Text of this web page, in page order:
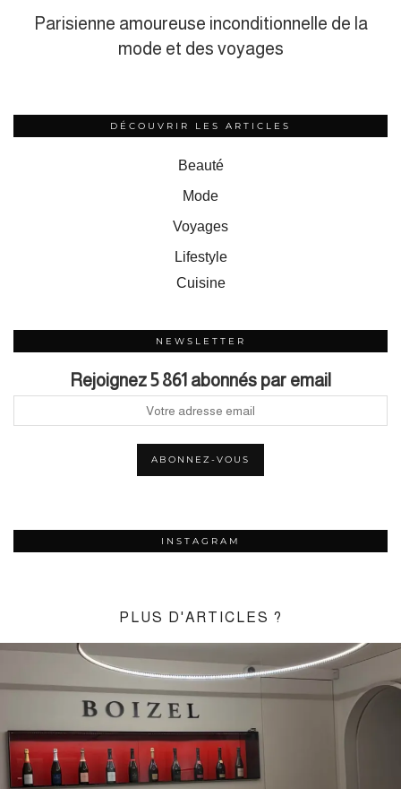
Parisienne amoureuse inconditionnelle de la
mode et des voyages
DÉCOUVRIR LES ARTICLES
Beauté
Mode
Voyages
Lifestyle
Cuisine
NEWSLETTER
Rejoignez 5 861 abonnés par email
INSTAGRAM
PLUS D'ARTICLES ?